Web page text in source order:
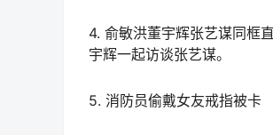
4. 俞敏洪董宇辉张艺谋同框
宇辉一起访谈张艺谋。
5. 消防员偷戴女友戒指被卡